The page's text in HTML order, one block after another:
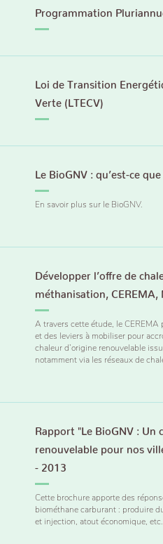
Programmation
Loi de Transition
Verte (LTECV)
Le BioGNV : qu’est-ce
En savoir plus sur le BioGNV.
Développer l’offre de
méthanisation, CEREMA,
A travers cette étude, le
et des leviers à mobiliser pour
chaleur d’origine renouvelable
notamment via les réseaux de
Rapport "Le BioGNV : Un
renouvelable pour nos
- 2013
Cette brochure apporte des
biométhane carburant : produire
et injection, atout économique, etc.